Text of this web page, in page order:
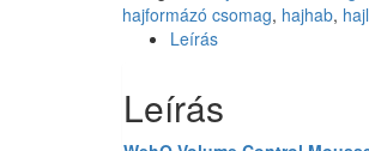
hajformázó csomag, hajhab,
Leírás
Leírás